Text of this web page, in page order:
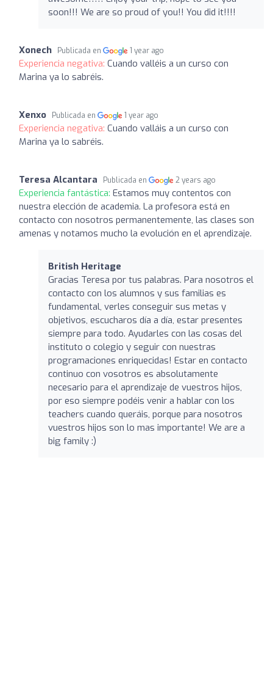
soon!!! We are so proud of you!! You did it!!!!
Xonech Publicada en 1 year ago
Experiencia negativa: Cuando valléis a un curso con
Marina ya lo sabréis.
Xenxo Publicada en 1 year ago
Experiencia negativa: Cuando valláis a un curso con
Marina ya lo sabréis.
Teresa Alcantara Publicada en 2 years ago
Experiencia fantástica: Estamos muy contentos con
nuestra elección de academia. La profesora está en
contacto con nosotros permanentemente, las clases son
amenas y notamos mucho la evolución en el aprendizaje.
British Heritage
Gracias Teresa por tus palabras. Para nosotros el
contacto con los alumnos y sus familias es
fundamental, verles conseguir sus metas y
objetivos, escucharos día a día, estar presentes
siempre para todo. Ayudarles con las cosas del
instituto o colegio y seguir con nuestras
programaciones enriquecidas! Estar en contacto
continuo con vosotros es absolutamente
necesario para el aprendizaje de vuestros hijos,
por eso siempre podéis venir a hablar con los
teachers cuando queráis, porque para nosotros
vuestros hijos son lo mas importante! We are a
big family :)